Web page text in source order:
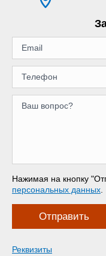
Нажимая на кнопку
персональных данных
Отправить
Реквизиты